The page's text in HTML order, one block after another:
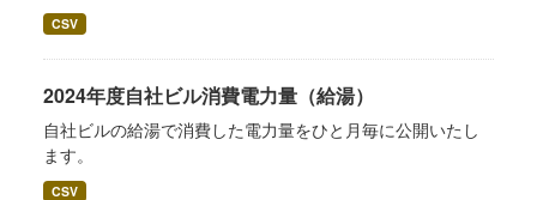
CSV
2024年度自社ビル消費電力量（給湯）
自社ビルの給湯で消費した電力量をひと月毎に公開いたし
ます。
CSV